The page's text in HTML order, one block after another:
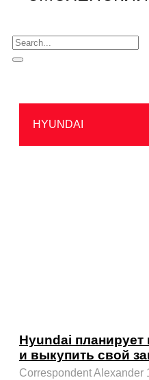
HYUNDAI
Hyundai
и выкупить свой
Correspondent Alexander